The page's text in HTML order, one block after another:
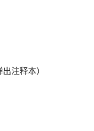
注释本）